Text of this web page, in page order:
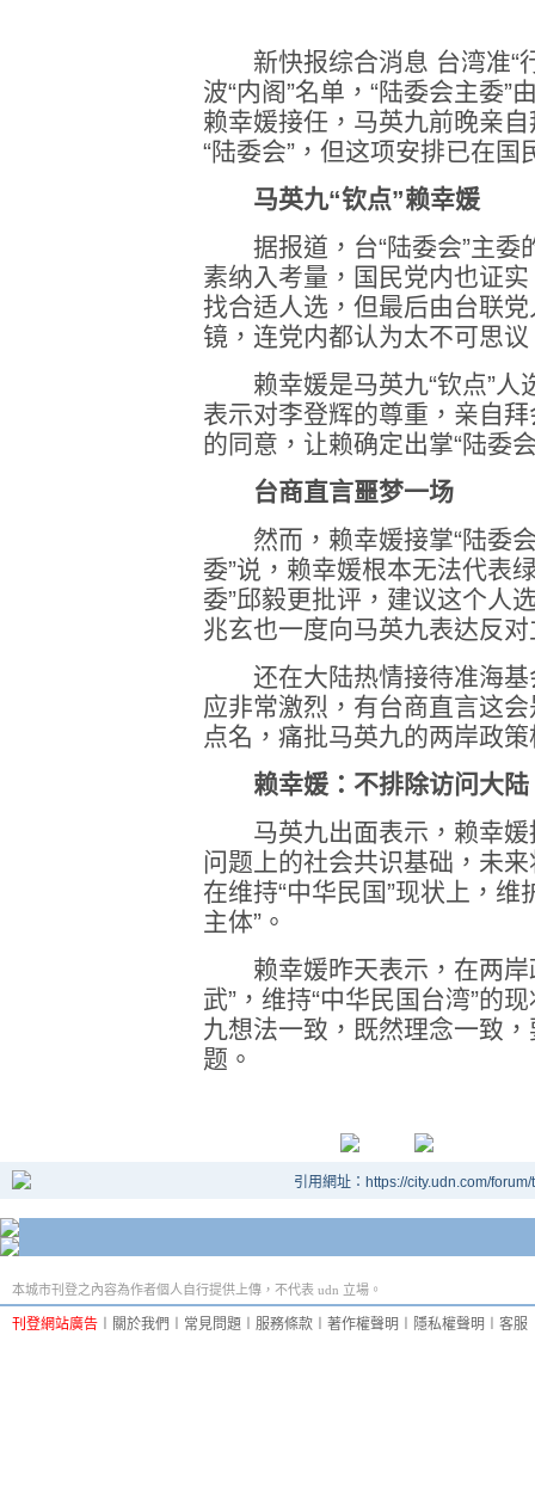
新快报综合消息 台湾准“
波“内阁”名单，“陆委会主委”
赖幸媛接任，马英九前晚亲
“陆委会”，但这项安排已在
马英九“钦点”赖幸媛
据报道，台“陆委会”主委
素纳入考量，国民党内也证
找合适人选，但最后由台联
镜，连党内都认为太不可思议
赖幸媛是马英九“钦点”人
表示对李登辉的尊重，亲自
的同意，让赖确定出掌“陆委
台商直言噩梦一场
然而，赖幸媛接掌“陆委会
委”说，赖幸媛根本无法代表
委”邱毅更批评，建议这个人
兆玄也一度向马英九表达反
还在大陆热情接待准海基
应非常激烈，有台商直言这
点名，痛批马英九的两岸政
赖幸媛：不排除访问大陆
马英九出面表示，赖幸媛
问题上的社会共识基础，未
在维持“中华民国”现状上，维
主体”。
赖幸媛昨天表示，在两岸
武”，维持“中华民国台湾”的
九想法一致，既然理念一致
题。
引用網址：https://city.udn.com/
本城市刊登之內容為作者個人自行提供上傳，不代表 udn 立場。
刊登網站廣告 關於我們 常見問題 服務條款 著作權聲明 隱私權聲明 客服